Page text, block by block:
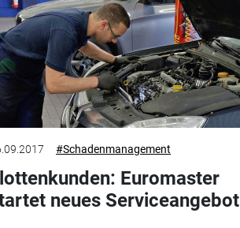
#Schadenmanagement
Euromaster
neues Serviceangebot